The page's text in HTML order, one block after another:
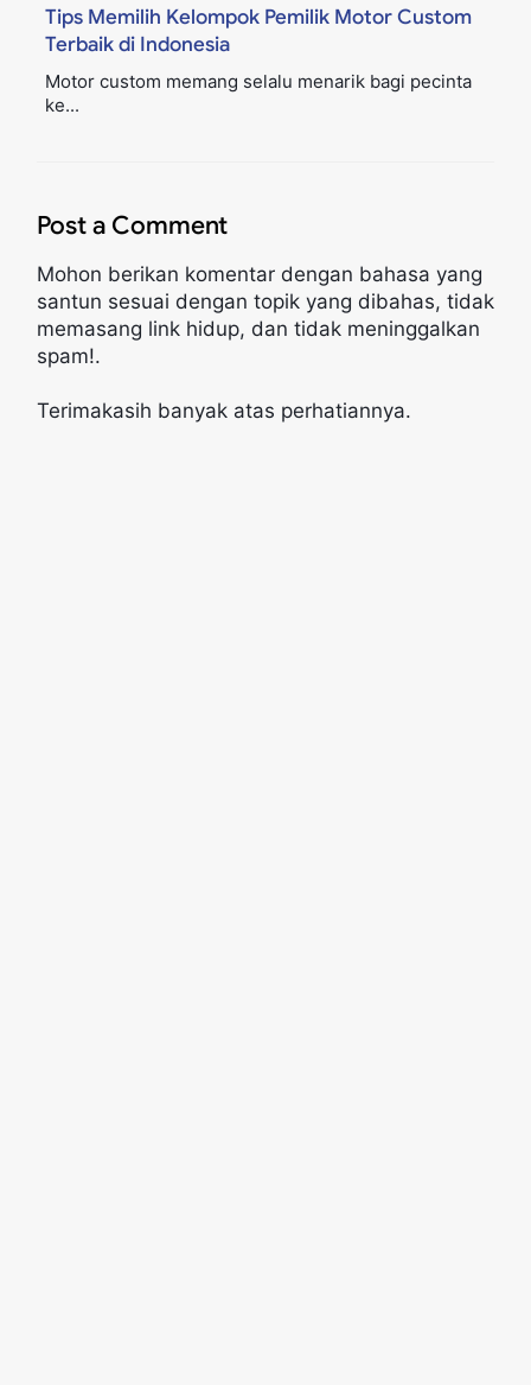
Tips Memilih Kelompok Pemilik Motor Custom
Terbaik di Indonesia
Motor custom memang selalu menarik bagi pecinta
ke...
Post a Comment
Mohon berikan komentar dengan bahasa yang
santun sesuai dengan topik yang dibahas, tidak
memasang link hidup, dan tidak meninggalkan
spam!.
Terimakasih banyak atas perhatiannya.